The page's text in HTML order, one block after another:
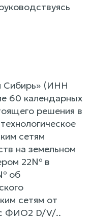
Сибирь» (ИНН
60 календарных
решения в
сетям
на земельном
22№ в
об
сетям от
ФИО2 D/V/..